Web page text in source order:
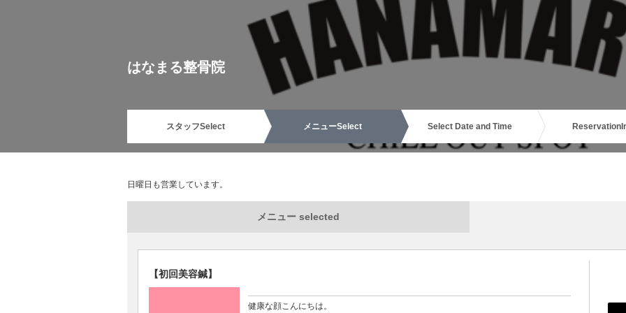
はなまる整骨院
スタッフSelect メニューSelect Select Date and Time Reservation
日曜日も営業しています。
メニュー selected
【初回美容鍼】
健康な顔こんにちは。